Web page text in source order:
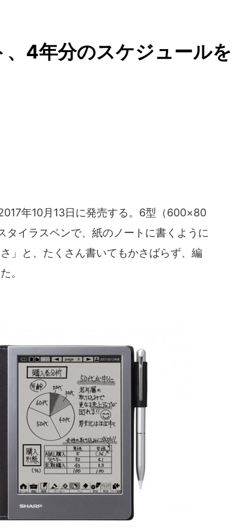
4年分のスケジュールを
年10月13日に発売する。6型（600×80
イラスペンで、紙のノートに書くように
」と、たくさん書いてもかさばらず、編
。